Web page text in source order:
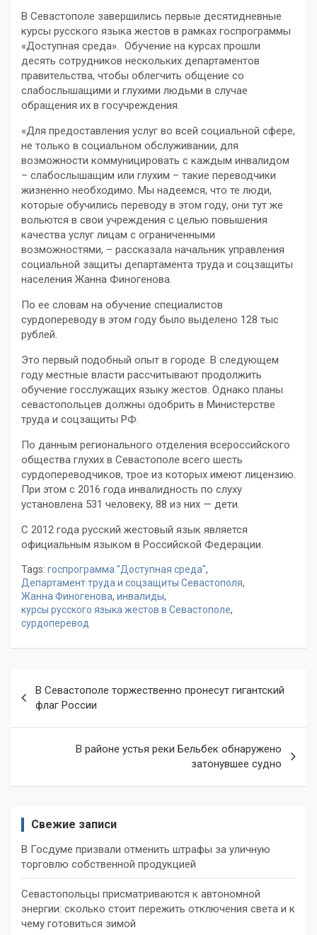
В Севастополе завершились первые десятидневные
курсы русского языка жестов в рамках госпрограммы
«Доступная среда». Обучение на курсах прошли
десять сотрудников нескольких департаментов
правительства, чтобы облегчить общение со
слабослышащими и глухими людьми в случае
обращения их в госучреждения.
«Для предоставления услуг во всей социальной сфере,
не только в социальном обслуживании, для
возможности коммуницировать с каждым инвалидом
– слабослышащим или глухим – такие переводчики
жизненно необходимо. Мы надеемся, что те люди,
которые обучились переводу в этом году, они тут же
вольются в свои учреждения с целью повышения
качества услуг лицам с ограниченными
возможностями, – рассказала начальник управления
социальной защиты департамента труда и соцзащиты
населения Жанна Финогенова.
По ее словам на обучение специалистов
сурдопереводу в этом году было выделено 128 тыс
рублей.
Это первый подобный опыт в городе. В следующем
году местные власти рассчитывают продолжить
обучение госслужащих языку жестов. Однако планы
севастопольцев должны одобрить в Министерстве
труда и соцзащиты РФ.
По данным регионального отделения всероссийского
общества глухих в Севастополе всего шесть
сурдопереводчиков, трое из которых имеют лицензию.
При этом с 2016 года инвалидность по слуху
установлена 531 человеку, 88 из них — дети.
С 2012 года русский жестовый язык является
официальным языком в Российской Федерации.
Tags: госпрограмма "Доступная среда",
Департамент труда и соцзащиты Севастополя,
Жанна Финогенова, инвалиды,
курсы русского языка жестов в Севастополе,
сурдоперевод
по
записям
В Севастополе торжественно пронесут гигантский
флаг России
В районе устья реки Бельбек обнаружено
затонувшее судно
Свежие записи
В Госдуме призвали отменить штрафы за уличную
торговлю собственной продукцией
Севастопольцы присматриваются к автономной
энергии: сколько стоит пережить отключения света и к
чему готовиться зимой